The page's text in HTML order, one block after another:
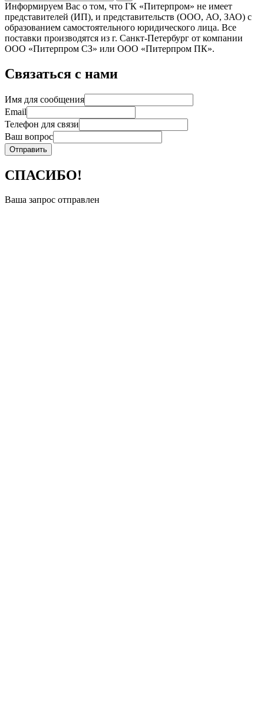
Информируем Вас о том, что ГК «Питерпром» не имеет
представителей (ИП), и представительств (ООО, АО, ЗАО) с
образованием самостоятельного юридического лица. Все
поставки производятся из г. Санкт-Петербург от компании
ООО «Питерпром СЗ» или ООО «Питерпром ПК».
Связаться с нами
Имя для сообщения
Email
Телефон для связи
Ваш вопрос
СПАСИБО!
Ваша запрос отправлен